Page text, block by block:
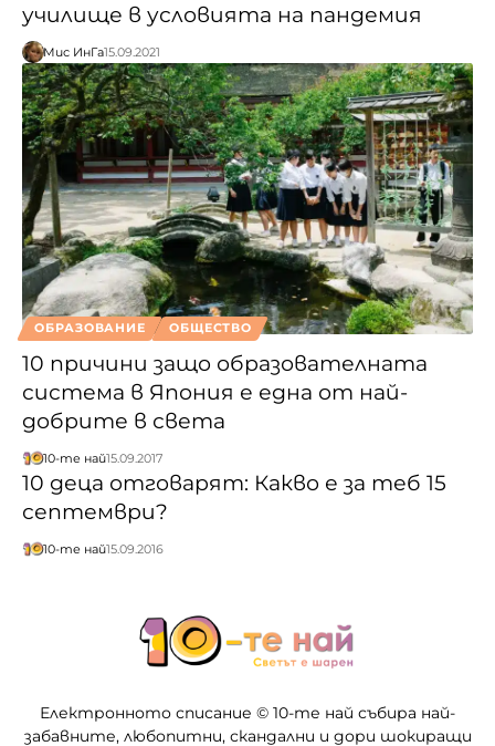
училище в условията на пандемия
Мис ИнГа15.09.2021
ОБРАЗОВАНИЕ ОБЩЕСТВО
10 причини защо образователната
система в Япония е една от най-
добрите в света
10-те най15.09.2017
10 деца отговарят: Какво е за теб 15
септември?
10-те най15.09.2016
Електронното списание © 10-те най събира най-
забавните, любопитни, скандални и дори шокиращи